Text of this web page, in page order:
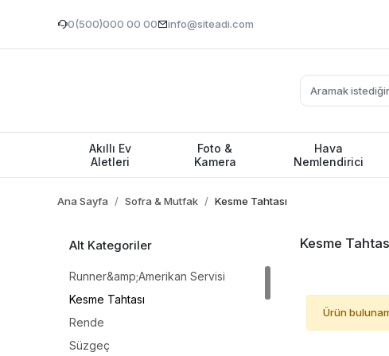
0(500)000 00 00 info@siteadi.com
Akıllı Ev
Aletleri
Foto &
Kamera
Hava
Nemlendirici
Ana Sayfa Sofra & Mutfak Kesme Tahtası
Alt Kategoriler
Runner&amp;Amerikan Servisi
Kesme Tahtası
Rende
Süzgeç
Kesme
Ürün